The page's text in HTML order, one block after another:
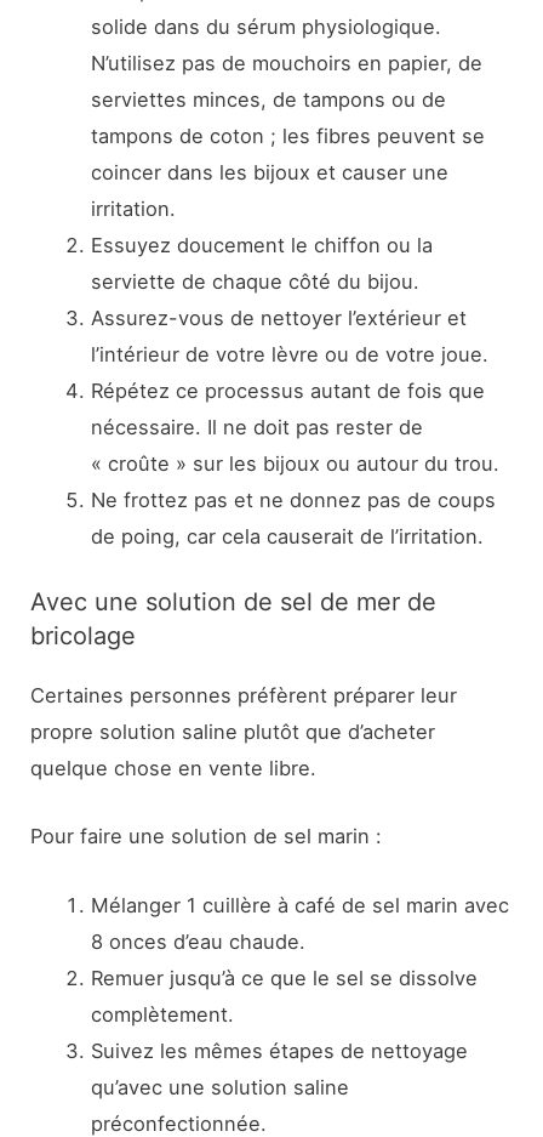
solide dans du sérum physiologique.
N’utilisez pas de mouchoirs en papier, de
serviettes minces, de tampons ou de
tampons de coton ; les fibres peuvent se
coincer dans les bijoux et causer une
irritation.
Essuyez doucement le chiffon ou la
serviette de chaque côté du bijou.
Assurez-vous de nettoyer l’extérieur et
l’intérieur de votre lèvre ou de votre joue.
Répétez ce processus autant de fois que
nécessaire. Il ne doit pas rester de
« croûte » sur les bijoux ou autour du trou.
Ne frottez pas et ne donnez pas de coups
de poing, car cela causerait de l’irritation.
Avec une solution de sel de mer de
bricolage
Certaines personnes préfèrent préparer leur
propre solution saline plutôt que d’acheter
quelque chose en vente libre.
Pour faire une solution de sel marin :
Mélanger 1 cuillère à café de sel marin avec
8 onces d’eau chaude.
Remuer jusqu’à ce que le sel se dissolve
complètement.
Suivez les mêmes étapes de nettoyage
qu’avec une solution saline
préconfectionnée.